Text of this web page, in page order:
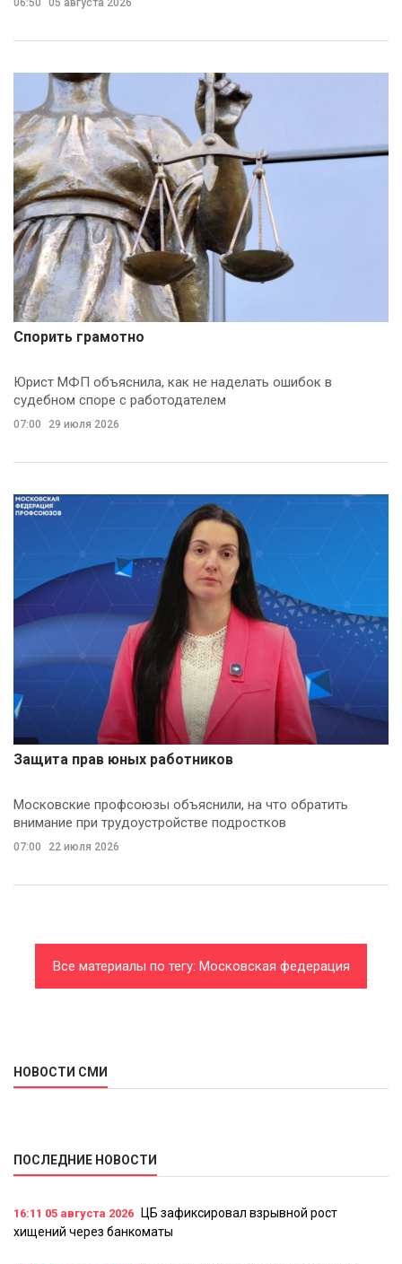
Спорить грамотно
Юрист МФП объяснила, как не наделать ошибок в
судебном споре с работодателем
07:00 29 июля 2026
Защита прав юных работников
Московские профсоюзы объяснили, на что обратить
внимание при трудоустройстве подростков
07:00 22 июля 2026
Все материалы по тегу: Московская федерация
НОВОСТИ СМИ
ПОСЛЕДНИЕ НОВОСТИ
16:11 05 августа 2026
ЦБ зафиксировал взрывной рост
хищений через банкоматы